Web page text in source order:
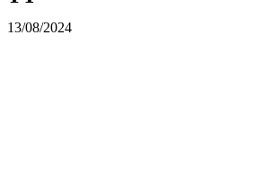
13/08/2024